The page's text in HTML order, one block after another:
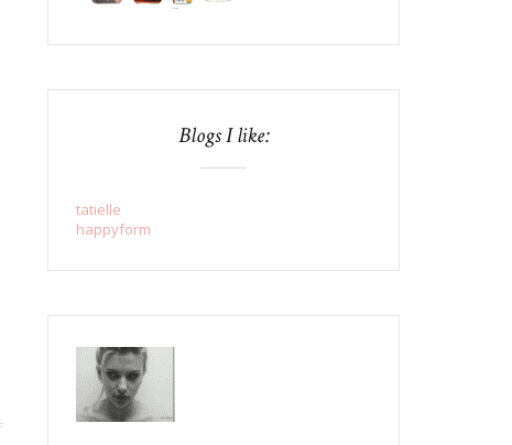
Blogs I like:
tatielle
happyform